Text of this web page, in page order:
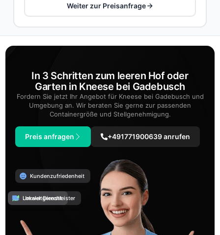
Weiter zur Preisanfrage
In 3 Schritten zum leeren Hof oder
Garten in Kneese bei Gadebusch
Fordern Sie jetzt Ihr Angebot für Kneese bei Gadebusch und
Umgebung an. Wir beraten Sie gerne zur passenden
Containergröße und Stellgenehmigung.
Preis anfragen +491771900639 anrufen
Kundenzufriedenheit
Umweltgerecht
Lokaler Dienstleister